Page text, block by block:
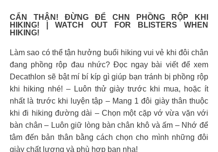
CẨN THẬN! ĐỪNG ĐỂ CHN PHỒNG RỘP KHI
HIKING! | WATCH OUT FOR BLISTERS WHEN
HIKING!
Làm sao có thể tận hưởng buổi hiking vui vẻ khi đôi chân
đang phồng rộp đau nhức? Đọc ngay bài viết để xem
Decathlon sẽ bật mí bí kíp gì giúp bạn tránh bị phồng rộp
khi hiking nhé! – Luôn thử giày trước khi mua, hoặc ít
nhất là trước khi luyện tập – Mang 1 đôi giày thân thuộc
khi đi hiking đường dài – Chọn một cặp vớ vừa vặn với
bàn chân – Luôn giữ lòng bàn chân khô và ấm – Nhớ để
tâm đến bản thân bằng cách chọn cho mình những đôi
giày chất lượng và phù hợp bạn nha!